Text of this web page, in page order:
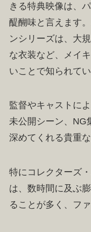
きる特典映像は、
醍醐味と言えます
ンシリーズは、大
な衣装など、メイ
いことで知られてい
監督やキャストに
未公開シーン、NG
深めてくれる貴重
特にコレクターズ
は、数時間に及ぶ
ることが多く、フ